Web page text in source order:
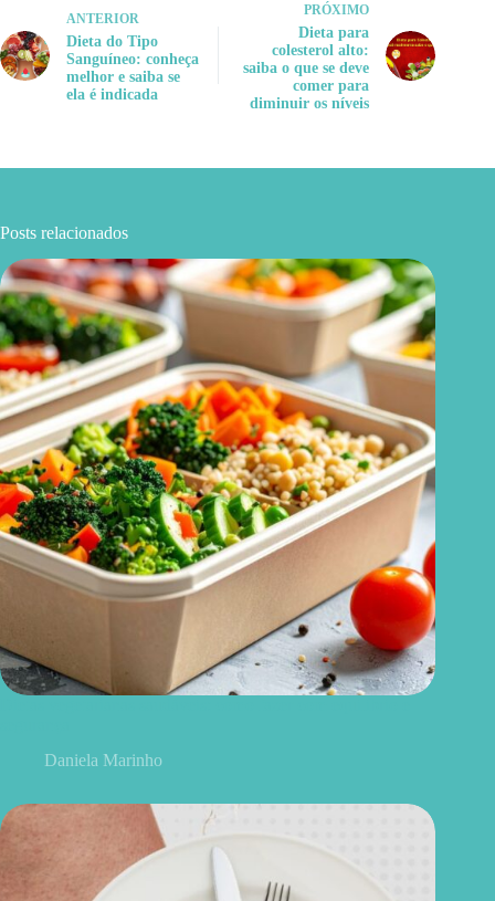
ANTERIOR
Dieta do Tipo
Sanguíneo: conheça
melhor e saiba se
ela é indicada
PRÓXIMO
Dieta para
colesterol alto:
saiba o que se deve
comer para
diminuir os níveis
Posts relacionados
Daniela Marinho